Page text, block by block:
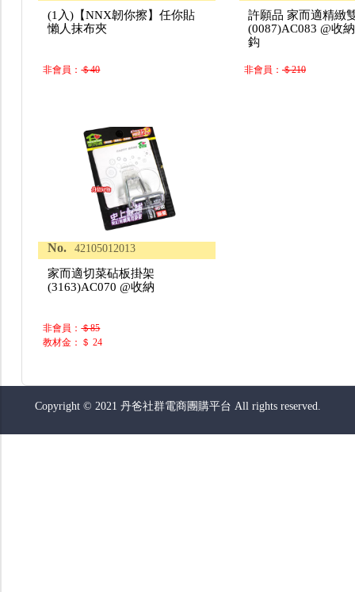
(1入)【NNX韌你擦】任你貼
懶人抹布夾
非會員：＄40
許願品 家而適精緻
(0087)AC083 @收
鈎
非會員： ＄210
No. 42105012013
家而適切菜砧板掛架
(3163)AC070 @收納
非會員：＄85
教材金：＄ 24
Copyright © 2021 丹爸社群電商團購平台 All rights reserved.